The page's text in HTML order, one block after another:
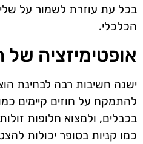
בכל עת עוזרת לשמור על
הכלכלי.
אופטימיזציה של
ישנה חשיבות רבה לבחינת
להתמקח על חוזים קיימים כמו
בכבלים, ולמצוא חלופות
כמו קניות בסופר יכולות